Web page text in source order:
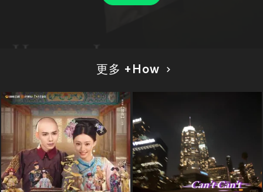
更多 +How